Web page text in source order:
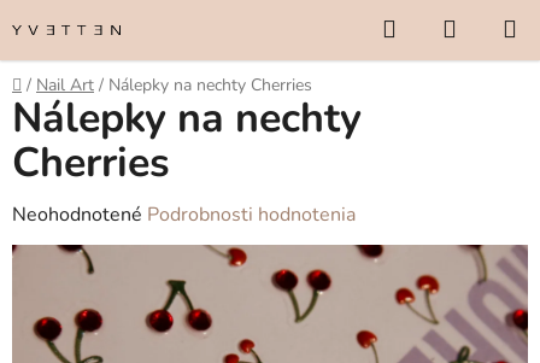
na
obsah
Hľadať
KOŠÍK
Domov
/ Nail Art / Nálepky na nechty Cherries
Nálepky na nechty
Cherries
Priemerné
hodnotenie
produktu
0,0
Neohodnotené Podrobnosti hodnotenia